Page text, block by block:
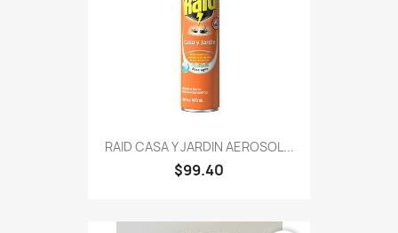
RAID CASA Y JARDIN AEROSOL...
$99.40